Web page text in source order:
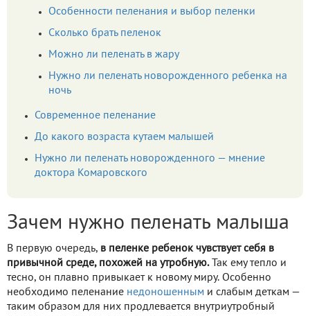
Особенности пеленания и выбор пеленки
Сколько брать пеленок
Можно ли пеленать в жару
Нужно ли пеленать новорожденного ребенка на
ночь
Современное пеленание
До какого возраста кутаем малышей
Нужно ли пеленать новорожденного — мнение
доктора Комаровского
Зачем нужно пеленать малыша
В первую очередь, в пеленке ребенок чувствует себя в
привычной среде, похожей на утробную.
Так ему тепло и
тесно, он плавно привыкает к новому миру. Особенно
необходимо пеленание недоношенным и слабым деткам —
таким образом для них продлевается внутриутробный